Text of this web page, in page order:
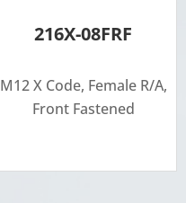
216X-08FRF
M12 X Code, Female R/A,
Front Fastened